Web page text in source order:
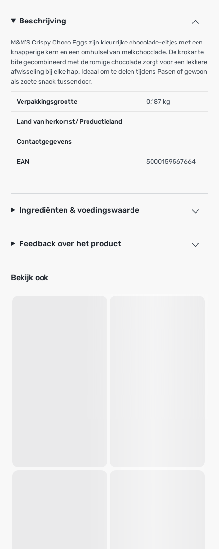
Beschrijving
M&M’S Crispy Choco Eggs zijn kleurrijke chocolade-eitjes met een
knapperige kern en een omhulsel van melkchocolade. De krokante
bite gecombineerd met de romige chocolade zorgt voor een lekkere
afwisseling bij elke hap. Ideaal om te delen tijdens Pasen of gewoon
als zoete snack tussendoor.
Verpakkingsgrootte 0.187 kg
Land van herkomst/Productieland
Contactgegevens
EAN 5000159567664
Ingrediënten & voedingswaarde
Feedback over het product
Bekijk ook